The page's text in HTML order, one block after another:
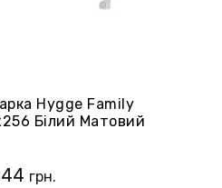
Hygge Family
Білий Матовий
грн.